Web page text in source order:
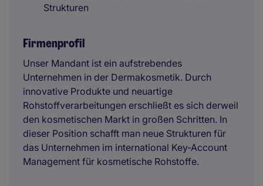
Strukturen
Firmenprofil
Unser Mandant ist ein aufstrebendes
Unternehmen in der Dermakosmetik. Durch
innovative Produkte und neuartige
Rohstoffverarbeitungen erschließt es sich derweil
den kosmetischen Markt in großen Schritten. In
dieser Position schafft man neue Strukturen für
das Unternehmen im international Key-Account
Management für kosmetische Rohstoffe.